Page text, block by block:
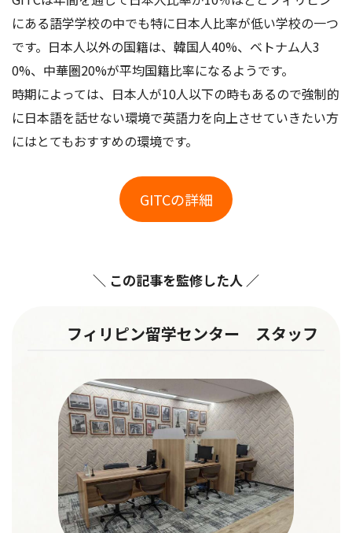
にある語学学校の中でも特に日本人比率が低い学校の一つ
です。日本人以外の国籍は、韓国人40%、ベトナム人3
0%、中華圏20%が平均国籍比率になるようです。
時期によっては、日本人が10人以下の時もあるので強制的
に日本語を話せない環境で英語力を向上させていきたい方
にはとてもおすすめの環境です。
GITCの詳細
＼ この記事を監修した人 ／
フィリピン留学センター スタッフ